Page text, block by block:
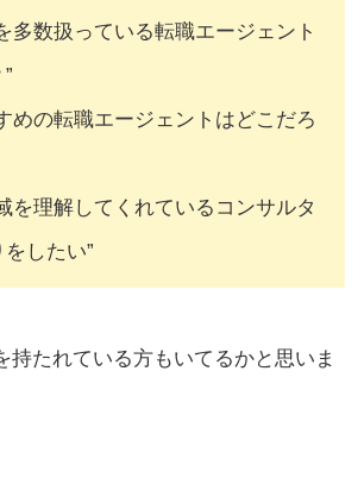
多数扱っている転職エージェント
めの転職エージェントはどこだろ
を理解してくれているコンサルタ
したい”
持たれている方もいてるかと思いま